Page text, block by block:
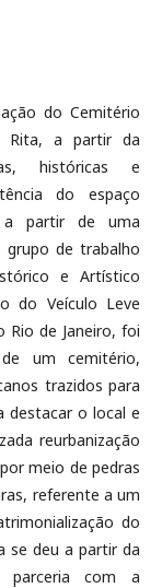
do Cemitério
Rita, a partir da
históricas e
do espaço
a partir de uma
grupo de trabalho
e Artístico
do Veículo Leve
Rio de Janeiro, foi
um cemitério,
trazidos para
destacar o local e
reurbanização
meio de pedras
referente a um
do
se deu a partir da
parceria com a